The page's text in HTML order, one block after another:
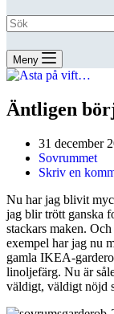
Meny
Äntligen
31 december
Sovrummet
Skriv en
Nu har jag blivit
jag blir trött ganska
stackars maken.
exempel har jag nu
gamla IKEA-
linoljefärg. Nu är
väldigt, väldigt nöjd